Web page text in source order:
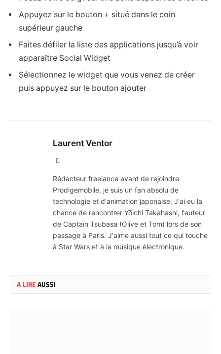
Appuyez sur le bouton + situé dans le coin
supérieur gauche
Faites défiler la liste des applications jusqu’à voir
apparaître Social Widget
Sélectionnez le widget que vous venez de créer
puis appuyez sur le bouton ajouter
Laurent Ventor
Rédacteur freelance avant de rejoindre
Prodigemobile, je suis un fan absolu de
technologie et d'animation japonaise. J'ai eu la
chance de rencontrer Yōichi Takahashi, l'auteur
de Captain Tsubasa (Olive et Tom) lors de son
passage à Paris. J'aime aussi tout ce qui touche
à Star Wars et à la musique électronique.
A LIREAUSSI